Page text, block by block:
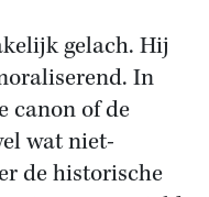
gelach. Hij
In
canon of de
wat niet-
de historische